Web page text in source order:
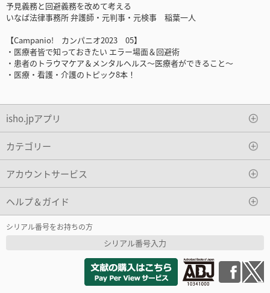
予見義務と回避義務を改めて考える
いなば法律事務所 弁護師・元判事・元検事 稲葉一人
【Campanio! カンパニオ2023 05】
・医療者皆で知っておきたい エラー場面＆回避術
・患者のトラウマケア＆メンタルヘルス～医療者ができること～
・医療・看護・介護のトピック8本！
isho.jpアプリ
カテゴリー
アカウントサービス
ヘルプ＆ガイド
シリアル番号をお持ちの方
シリアル番号入力